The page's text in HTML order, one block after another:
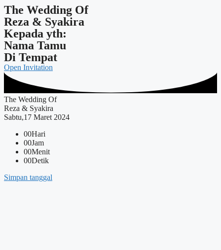
The Wedding Of
Reza & Syakira
Kepada yth:
Nama Tamu
Di Tempat
Open Invitation
The Wedding Of
Reza & Syakira
Sabtu,17 Maret 2024
00Hari
00Jam
00Menit
00Detik
Simpan tanggal